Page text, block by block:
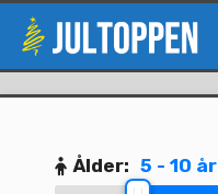
Hoppa
innehåll
Ålder: 5 - 10 år